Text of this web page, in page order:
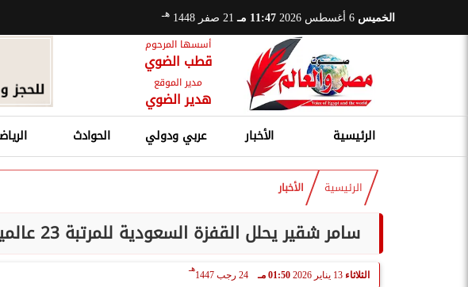
الخميس 11:47 مـ 21 صفر 1448 هـ
أسسها المرحوم
قطب الضوي
مدير الموقع
هدير الضوي
الرئيسية الأخبار عربي ودولي الحوادث
الرئيسية الأخبار
سامر شقير يحلل القفزة السعودية للمرتبة 23 عالمياً في التعدين: ”زخم اقتصادي كبير”
الثلاثاء 13 يناير 2026 01:50 مـ 24 رجب 1447
هـ